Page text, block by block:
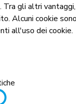
Tra gli altri vantaggi,
Alcuni cookie
all'uso dei cookie.